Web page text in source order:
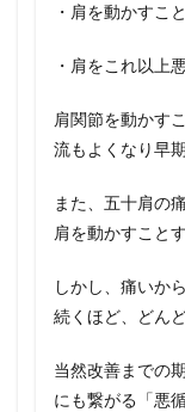
・肩を動かすこ
・肩をこれ以上
肩関節を動かす
流もよくなり早
また、五十肩の
肩を動かすこと
しかし、痛いか
続くほど、どん
当然改善までの
にも繋がる「悪